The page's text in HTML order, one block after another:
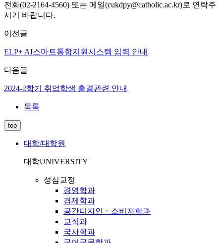
전화(02-2164-4560) 또는 메일(cukdpy@catholic.ac.kr)로 연락주
시기 바랍니다.
이전글
ELP+ AI스마트통합지원시스템 입력 안내
다음글
2024-2학기 취업학생 출결관련 안내
목록
top
대학/대학원
대학UNIVERSITY
성심교정
경영학과
경제학과
공간디자인ㆍ소비자학과
교직과
국사학과